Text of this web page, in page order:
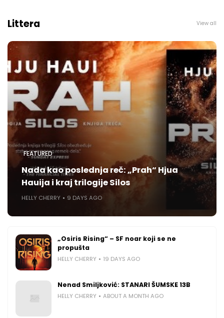
Littera View all
FEATURED
Nada kao poslednja reč: „Prah“ Hjua
Hauija i kraj trilogije Silos
HELLY CHERRY 9 DAYS AGO
„Osiris Rising“ – SF noar koji se ne
propušta
HELLY CHERRY 19 DAYS AGO
Nenad Smiljković: STANARI ŠUMSKE 13B
HELLY CHERRY ABOUT A MONTH AGO